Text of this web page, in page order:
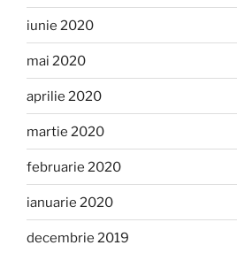
iunie 2020
mai 2020
aprilie 2020
martie 2020
februarie 2020
ianuarie 2020
decembrie 2019